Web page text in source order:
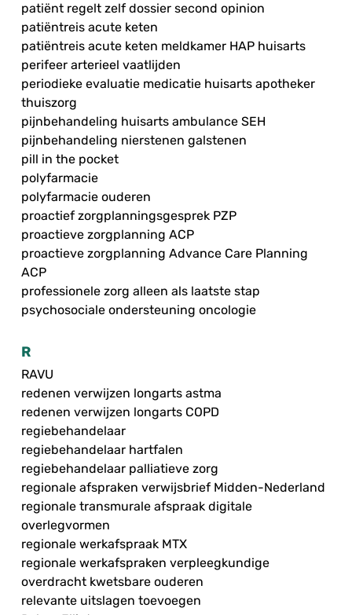
patiënt regelt zelf dossier second opinion
patiëntreis acute keten
patiëntreis acute keten meldkamer HAP huisarts
perifeer arterieel vaatlijden
periodieke evaluatie medicatie huisarts apotheker
thuiszorg
pijnbehandeling huisarts ambulance SEH
pijnbehandeling nierstenen galstenen
pill in the pocket
polyfarmacie
polyfarmacie ouderen
proactief zorgplanningsgesprek PZP
proactieve zorgplanning ACP
proactieve zorgplanning Advance Care Planning
ACP
professionele zorg alleen als laatste stap
psychosociale ondersteuning oncologie
R
RAVU
redenen verwijzen longarts astma
redenen verwijzen longarts COPD
regiebehandelaar
regiebehandelaar hartfalen
regiebehandelaar palliatieve zorg
regionale afspraken verwijsbrief Midden-Nederland
regionale transmurale afspraak digitale
overlegvormen
regionale werkafspraak MTX
regionale werkafspraken verpleegkundige
overdracht kwetsbare ouderen
relevante uitslagen toevoegen